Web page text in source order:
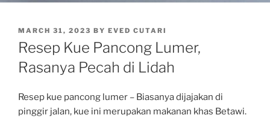
POSTED
ON
MARCH 31, 2023 BY EVED CUTARI
Resep Kue Pancong Lumer,
Rasanya Pecah di Lidah
Resep kue pancong lumer – Biasanya dijajakan di
pinggir jalan, kue ini merupakan makanan khas Betawi.